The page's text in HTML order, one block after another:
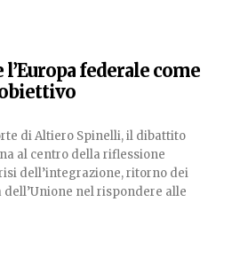
federale come
di Altiero Spinelli, il dibattito
al centro della riflessione
dell’integrazione, ritorno dei
nel rispondere alle